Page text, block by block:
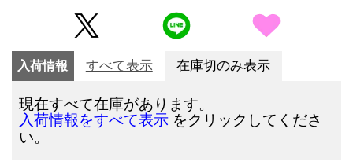
入荷情報 すべて表示 在庫切のみ表示
現在すべて在庫があります。
入荷情報をすべて表示 をクリックしてくださ
い。